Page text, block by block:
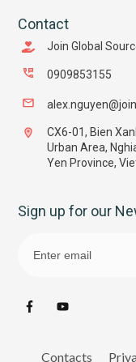
Contact
Join Global
0909853155
CX6-01, Bien
Urban Area,
Yen Province,
Sign up for our
Contacts